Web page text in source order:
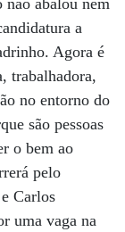
não abalou nem
a
Agora é
trabalhadora,
no entorno do
são pessoas
o bem ao
pelo
Carlos
uma vaga na